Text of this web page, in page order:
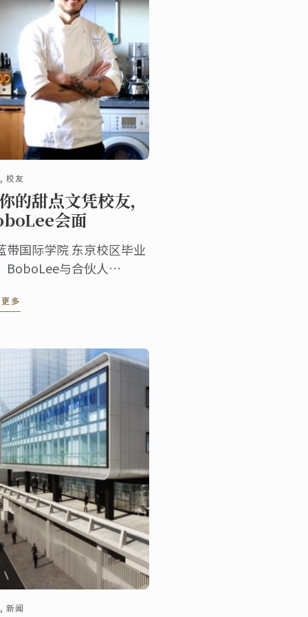
校友
的甜点文凭校友，
会面
带国际学院 东京校区毕业
BoboLee与合伙人
CAKE，并由其负责
多
新闻